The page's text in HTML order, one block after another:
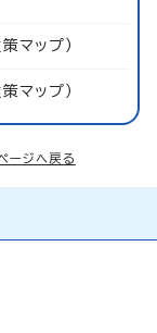
マップ）
マップ）
ージへ戻る